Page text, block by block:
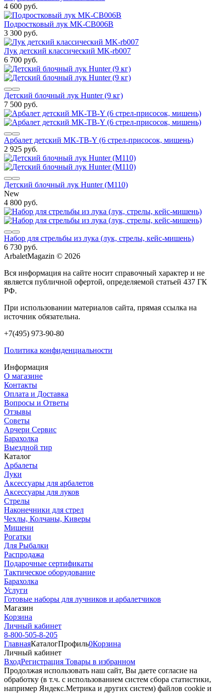
4 600 руб.
Подростковый лук MK-CB006В
3 300 руб.
Лук детский классический MK-rb007
6 700 руб.
Детский блочный лук Hunter (9 кг)
7 500 руб.
Арбалет детский MK-TB-Y (6 стрел-присосок, мишень)
2 925 руб.
Детский блочный лук Hunter (M110)
New
4 800 руб.
Набор для стрельбы из лука (лук, стрелы, кейс-мишень)
6 730 руб.
ArbaletMagazin © 2026
Вся информация на сайте носит справочный характер и не
является публичной офертой, определяемой статьей 437 ГК
РФ.
При использовании материалов сайта, прямая ссылка на
источник обязательна.
+7(495) 973-90-80
Политика конфиденциальности
Информация
О магазине
Контакты
Оплата и Доставка
Вопросы и Ответы
Отзывы
Советы
Арчери Сервис
Барахолка
Выездной тир
Каталог
Арбалеты
Луки
Аксессуары для арбалетов
Аксессуары для луков
Стрелы
Наконечники для стрел
Чехлы, Колчаны, Киверы
Мишени
Рогатки
Для Рыбалки
Распродажа
Подарочные сертификаты
Тактическое оборудование
Барахолка
Услуги
Готовые наборы для лучников и арбалетчиков
Магазин
Корзина
Личный кабинет
8-800-505-8-205
ГлавнаяКаталогПрофиль0Корзина
Личный кабинет
ВходРегистрация Товары в избранном
Продолжая использовать наш cайт, Вы даете согласие на
обработку (в т.ч. с использованием систем сбора статистики,
например Яндекс.Метрика и других систем) файлов cookie и